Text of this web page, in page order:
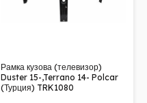
Рамка кузова (телевизор)
Duster 15-,Terrano 14- Polcar
(Турция) TRK1080